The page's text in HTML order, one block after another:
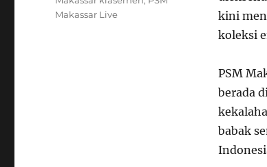
kini
koleksi
PSM
berada
babak
Makassar Live